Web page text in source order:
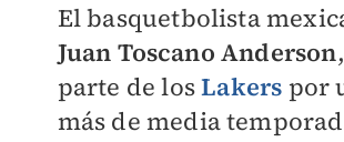
El basquetbolista
Juan Toscano Anderson
parte de losLakers por
más de media